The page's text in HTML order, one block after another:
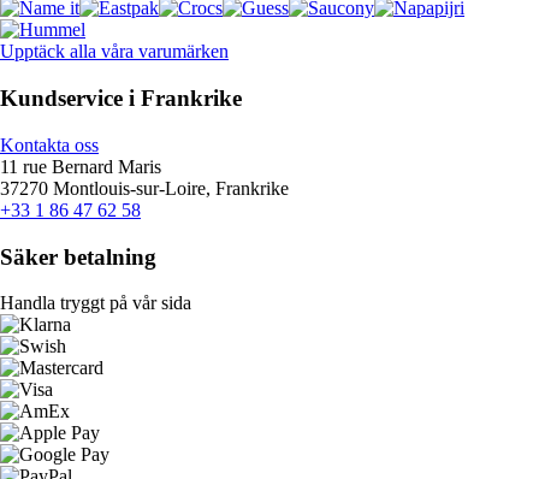
Upptäck alla våra varumärken
Kundservice i Frankrike
Kontakta oss
11 rue Bernard Maris
37270 Montlouis-sur-Loire, Frankrike
+33 1 86 47 62 58
Säker betalning
Handla tryggt på vår sida